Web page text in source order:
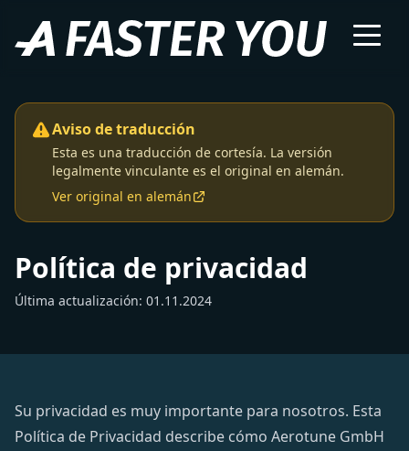
Aviso de traducción
Esta es una traducción de cortesía. La versión
legalmente vinculante es el original en alemán.
Ver original en alemán
Política de privacidad
Última actualización: 01.11.2024
Su privacidad es muy importante para nosotros. Esta
Política de Privacidad describe cómo Aerotune GmbH